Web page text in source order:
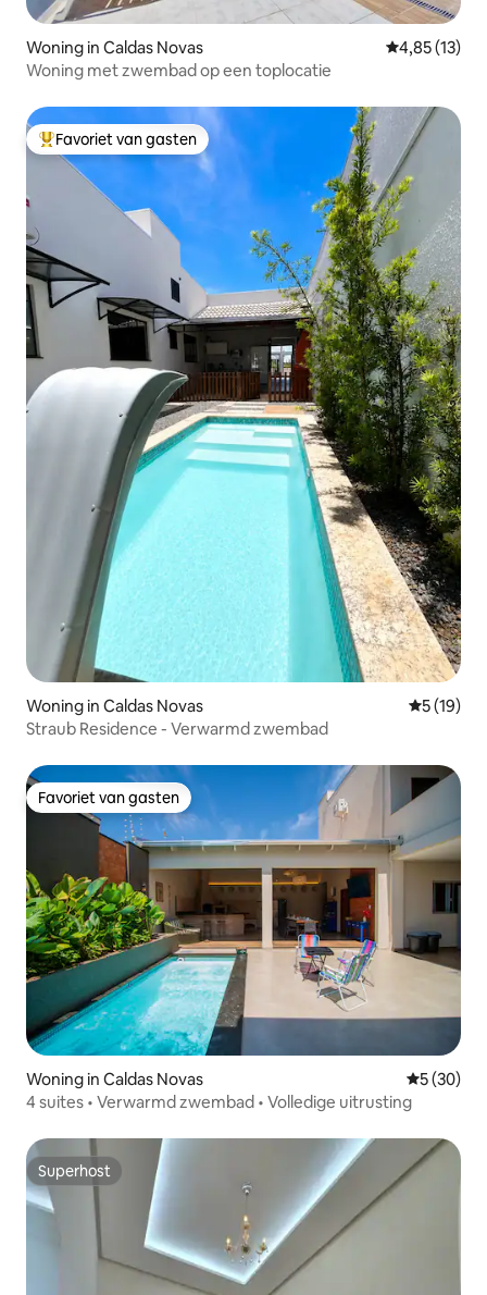
Woning in Caldas Novas Gemiddelde
4,85 (13)
Woning met zwembad op een toplocatie
Topfavoriet van gasten
Favoriet van gasten
Woning in Caldas Novas
5 (19)
Straub Residence - Verwarmd zwembad
Favoriet van gasten
Favoriet van gasten
Woning in Caldas Novas
5 (30)
4 suites • Verwarmd zwembad • Volledige uitrusting
Superhost
Superhost